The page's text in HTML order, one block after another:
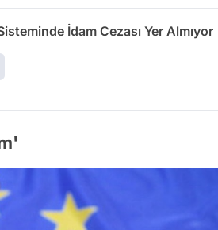
İdam Cezası Yer Almıyor